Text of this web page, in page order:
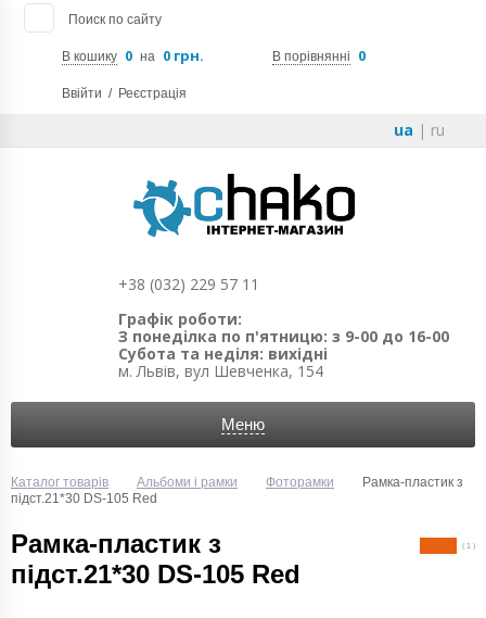
Поиск по сайту
В кошику 0 на 0 грн. В порівнянні 0
Ввійти / Реєстрація
ua | ru
+38 (032) 229 57 11
Графік роботи:
З понеділка по п'ятницю: з 9-00 до 16-00
Субота та неділя: вихідні
м. Львів, вул Шевченка, 154
Меню
Каталог товарів Альбоми і рамки Фоторамки
Рамка-пластик з
підст.21*30 DS-105 Red
Рамка-пластик з
підст.21*30 DS-105 Red
( 1 )